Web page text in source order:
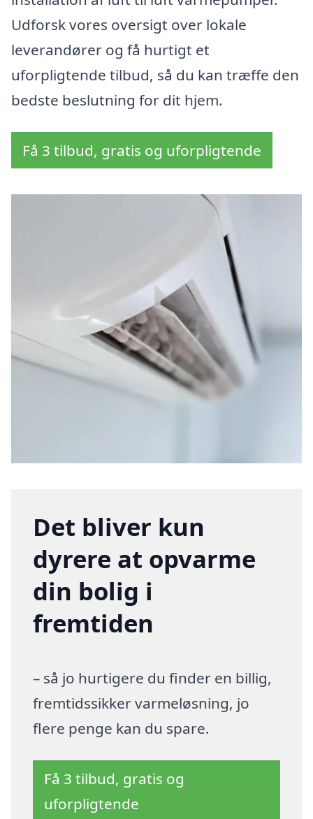
Udforsk vores oversigt over lokale
leverandører og få hurtigt et
uforpligtende tilbud, så du kan træffe den
bedste beslutning for dit hjem.
Få 3 tilbud, gratis og uforpligtende
Det bliver kun
dyrere at opvarme
din bolig i
fremtiden
– så jo hurtigere du finder en billig,
fremtidssikker varmeløsning, jo
flere penge kan du spare.
Få 3 tilbud, gratis og
uforpligtende